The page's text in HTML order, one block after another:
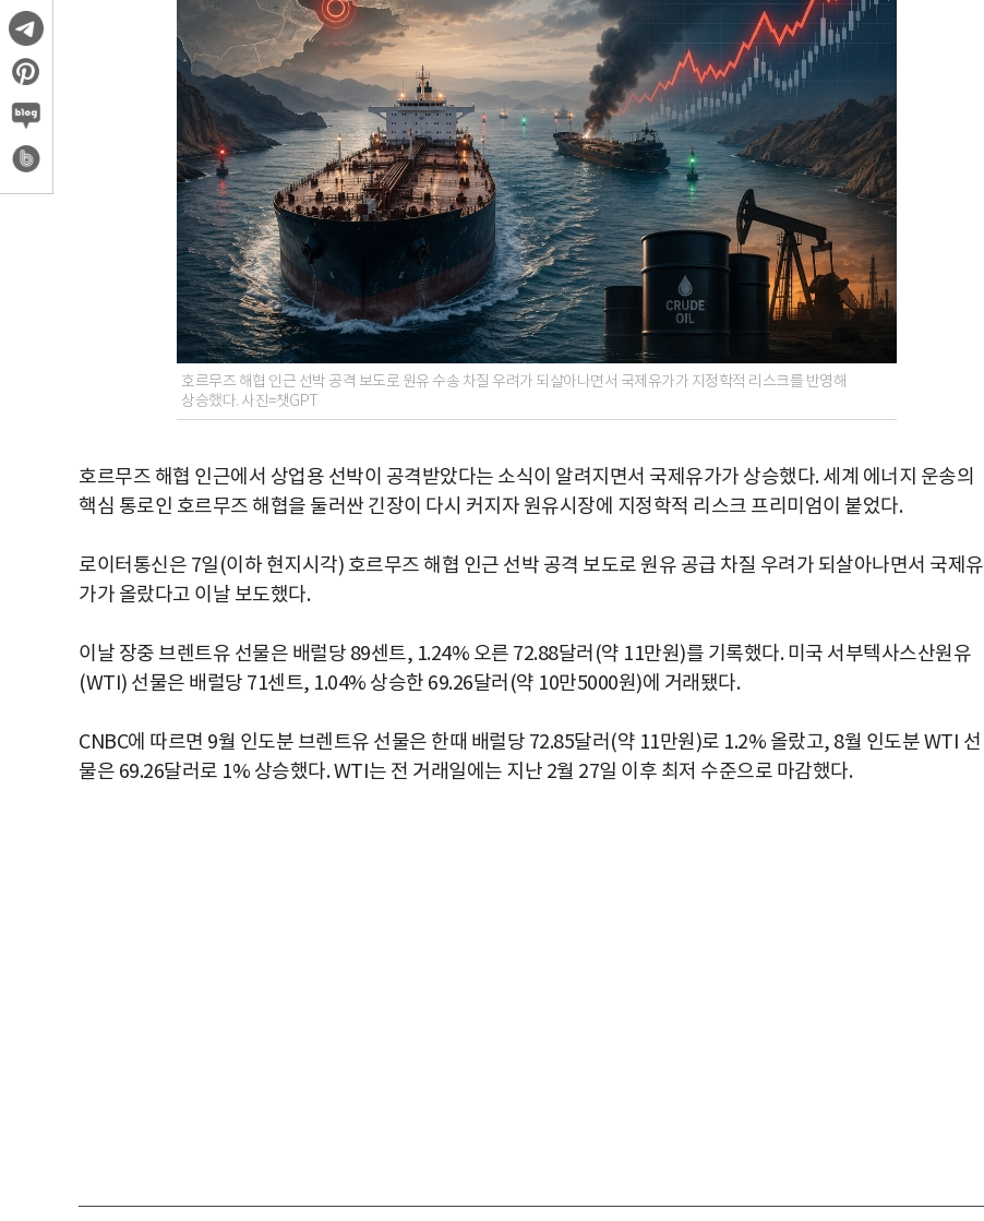
호르무즈 해협 인근 선박 공격 보도로 원유 수송 차질 우려가 되살아나면서 국제유가가 지정학적 리스크를 반영해
상승했다. 사진=챗GPT
호르무즈 해협 인근에서 상업용 선박이 공격받았다는 소식이 알려지면서 국제유가가 상승했다. 세계 에너지 운송의
핵심 통로인 호르무즈 해협을 둘러싼 긴장이 다시 커지자 원유시장에 지정학적 리스크 프리미엄이 붙었다.
로이터통신은 7일(이하 현지시각) 호르무즈 해협 인근 선박 공격 보도로 원유 공급 차질 우려가 되살아나면서 국제유
가가 올랐다고 이날 보도했다.
이날 장중 브렌트유 선물은 배럴당 89센트, 1.24% 오른 72.88달러(약 11만원)를 기록했다. 미국 서부텍사스산원유
(WTI) 선물은 배럴당 71센트, 1.04% 상승한 69.26달러(약 10만5000원)에 거래됐다.
CNBC에 따르면 9월 인도분 브렌트유 선물은 한때 배럴당 72.85달러(약 11만원)로 1.2% 올랐고, 8월 인도분 WTI 선
물은 69.26달러로 1% 상승했다. WTI는 전 거래일에는 지난 2월 27일 이후 최저 수준으로 마감했다.